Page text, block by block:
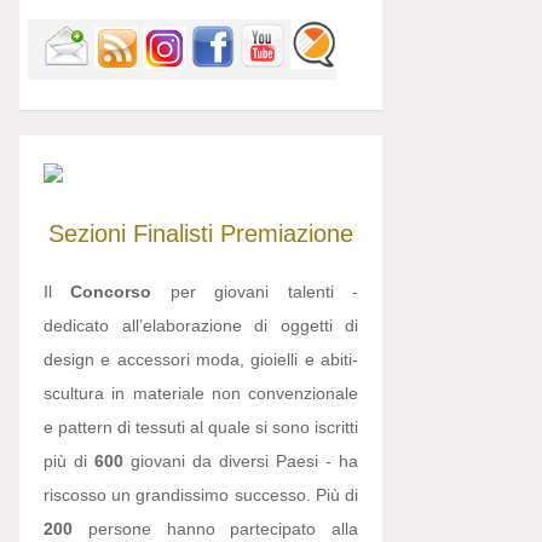
Sezioni Finalisti Premiazione
IlConcorso per giovani talenti -
dedicato all’elaborazione di oggetti di
design e accessori moda, gioielli e abiti-
scultura in materiale non convenzionale
e pattern di tessuti al quale si sono iscritti
più di 600 giovani da diversi Paesi - ha
riscosso un grandissimo successo. Più di
200 persone hanno partecipato alla